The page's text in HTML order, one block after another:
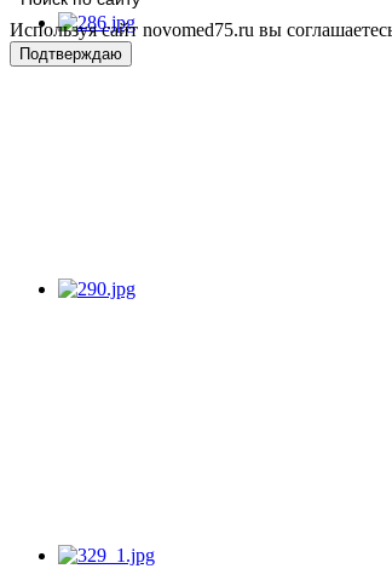
Используя сайт novomed75.ru вы
Подтверждаю